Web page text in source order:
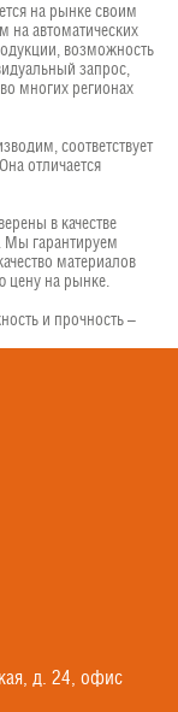
на рынке своим
на автоматических
возможность
запрос,
многих регионах
соответствует
отличается
в качестве
Мы гарантируем
материалов
на рынке.
и прочность –
д. 24, офис